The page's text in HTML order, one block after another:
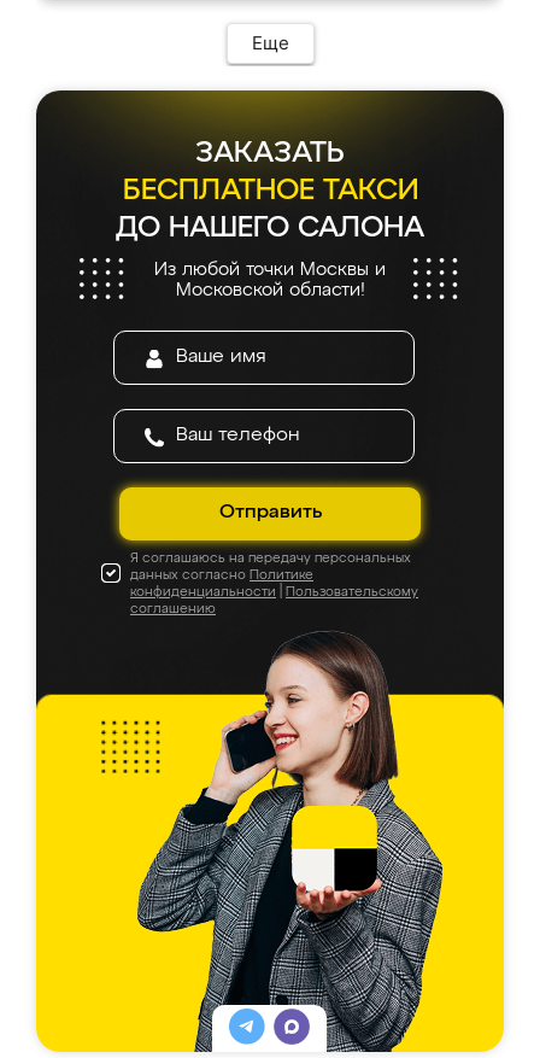
Еще
ЗАКАЗАТЬ
БЕСПЛАТНОЕ ТАКСИ
ДО НАШЕГО САЛОНА
Из любой точки Москвы и
Московской области!
Отправить
Я соглашаюсь на передачу персональных
данных согласно Политике
конфиденциальности
Пользовательскому
соглашению